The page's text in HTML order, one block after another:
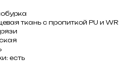
ткань с пропиткой PU и WR
есть